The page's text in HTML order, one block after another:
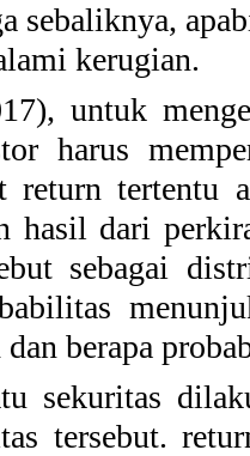
sebaliknya,
kerugian.
untuk
harus
return tertentu
hasil dari
sebagai
berapa
sekuritas
tersebut.